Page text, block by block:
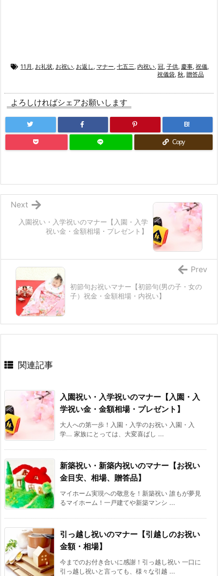
11月 , お礼状, お祝い, お返し , マナー, 七五三, 内祝い, 冠, 子供, 慶事, 祝儀,
祝儀袋, 秋, 贈答品
よろしければシェアお願いします
B!
Copy
入園祝い・入学祝いのマナー【入園・入学
祝い金・金額相場・プレゼント】
Next
初節句お祝いマナー【初節句(男の子・女の
子）祝金・金額相場・内祝い】
Prev
関連記事
入園祝い・入学祝いのマナー【入園・入
学祝い金・金額相場・プレゼント】
大人への第一歩！入園・入学のお祝い 入園・入
学... 家族にとっては、大変喜ばし ...
新築祝い・新築内祝いのマナー【お祝い
金目安、相場、贈答品】
マイホーム実現への敬意を！新築祝い 誰もが夢見
るマイホーム！一戸建てや新築マンシ ...
引っ越し祝いのマナー【引越しのお祝い
金額・相場】
今までのお付き合いに感謝！引っ越し祝い 一口に
引っ越し祝いと言っても、様々な引越 ...